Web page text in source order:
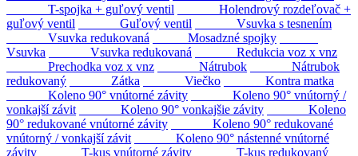
T-spojka + guľový ventil
Holendrový rozdeľovač +
guľový ventil
Guľový ventil
Vsuvka s tesnením
Vsuvka redukovaná
Mosadzné spojky
Vsuvka
Vsuvka redukovaná
Redukcia voz x vnz
Prechodka voz x vnz
Nátrubok
Nátrubok
redukovaný
Zátka Viečko
Kontra matka
Koleno 90° vnútorné závity
Koleno 90° vnútorný /
vonkajší závit
Koleno 90° vonkajšie závity
Koleno
90° redukované vnútorné závity
Koleno 90° redukované
vnútorný / vonkajší závit
Koleno 90° nástenné vnútorné
závity
T-kus vnútorné závity
T-kus redukovaný